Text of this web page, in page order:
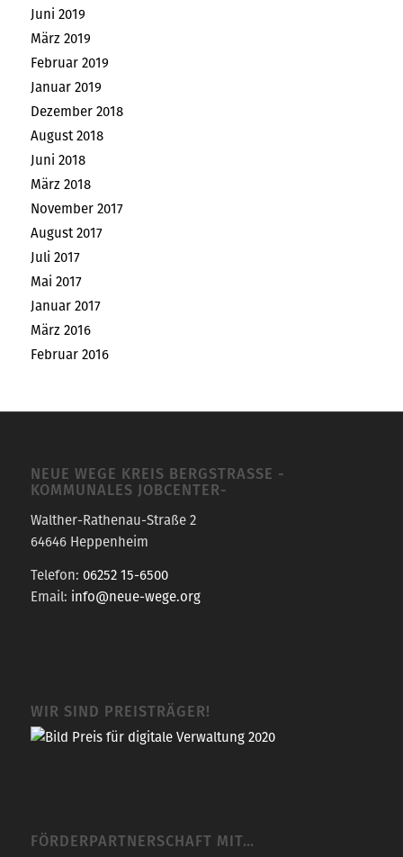
Juni 2019
März 2019
Februar 2019
Januar 2019
Dezember 2018
August 2018
Juni 2018
März 2018
November 2017
August 2017
Juli 2017
Mai 2017
Januar 2017
März 2016
Februar 2016
NEUE WEGE KREIS BERGSTRASSE -K
OMMUNALES JOBCENTER-
Walther-Rathenau-Straße 2
64646 Heppenheim
Telefon: 06252 15-6500
Email: info@neue-wege.org
WIR SIND PREISTRÄGER!
FÖRDERPARTNERSCHAFT MIT…